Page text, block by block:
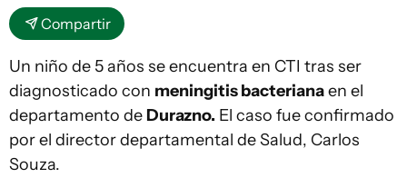
Compartir
Un niño de 5 años se encuentra en CTI tras ser
diagnosticado con meningitis bacterianaen el
departamento de Durazno. El caso fue confirmado
por el director departamental de Salud, Carlos
Souza.